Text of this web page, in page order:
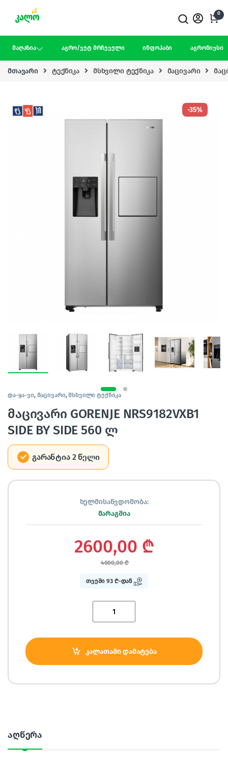
0
მაღაზია აგრო/ვეტ მრჩეველი ინფოჰაბი აგრონიუსი
მთავარი ტექნიკა მსხვილი ტექნიკა მაცივარი
-35%
და-ყა-ვი, მაცივარი,მსხვილი ტექნიკა
მაცივარი GORENJE NRS9182VXB1
SIDE BY SIDE 560 ლ
გარანტია 2 წელი
ხელმისაწვდომობა:
მარაგშია
2600,00 ₾
4000,00₾
თვეში 93 ₾-დან
კალათაში დამატება
აღწერა